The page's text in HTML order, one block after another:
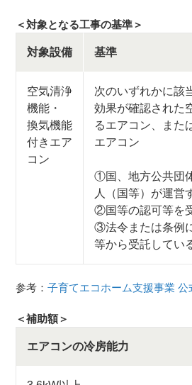
＜対象となる工事の基準＞
対象設備 基準
空気清浄
機能・
換気機能
付きエア
コン
次のいずれかに該
効果が確認された
るエアコン、また
エアコン
①国、地方公共団
人（国等）が運営
②国等の認可等を
③法令または条例
等から受託してい
参考：子育てエコホーム支援事業 公
＜補助額＞
エアコンの冷房能力